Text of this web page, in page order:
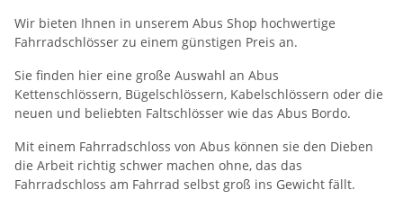
Wir bieten Ihnen in unserem Abus Shop hochwertige
Fahrradschlösser zu einem günstigen Preis an.
Sie finden hier eine große Auswahl an Abus
Kettenschlössern, Bügelschlössern, Kabelschlössern oder die
neuen und beliebten Faltschlösser wie das Abus Bordo.
Mit einem Fahrradschloss von Abus können sie den Dieben
die Arbeit richtig schwer machen ohne, das das
Fahrradschloss am Fahrrad selbst groß ins Gewicht fällt.